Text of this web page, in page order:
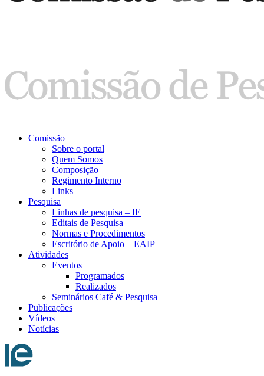
Comissão
Sobre o portal
Quem Somos
Composição
Regimento Interno
Links
Pesquisa
Linhas de pesquisa – IE
Editais de Pesquisa
Normas e Procedimentos
Escritório de Apoio – EAIP
Atividades
Eventos
Programados
Realizados
Seminários Café & Pesquisa
Publicações
Vídeos
Notícias